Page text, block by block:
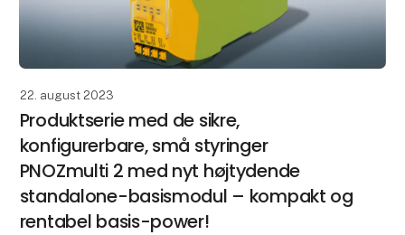
22. august 2023
Produktserie med de sikre,
konfigurerbare, små styringer
PNOZmulti 2 med nyt højtydende
standalone-basismodul – kompakt og
rentabel basis-power!